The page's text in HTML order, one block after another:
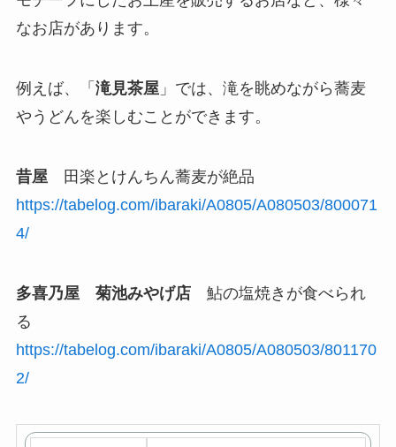
なお店があります。
例えば、「 滝見茶屋」では、滝を眺めながら蕎麦
やうどんを楽しむことができます。
昔屋田楽とけんちん蕎麦が絶品
https://tabelog.com/ibaraki/A0805/A080503/800071
4/
多喜乃屋 菊池みやげ店鮎の塩焼きが食べられ
る
https://tabelog.com/ibaraki/A0805/A080503/801170
2/